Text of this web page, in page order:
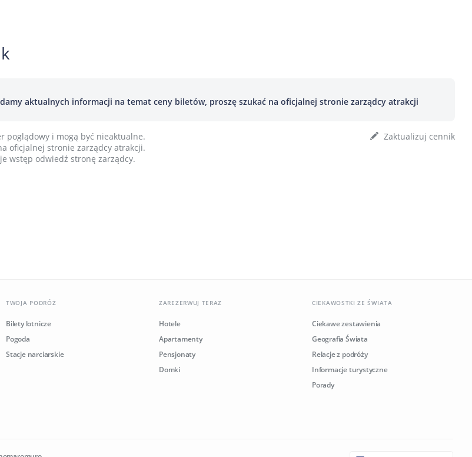
aktualnych informacji na temat ceny biletów, proszę szukać na oficjalnej stronie zarządcy atrakcji
Zaktualizuj cennik
poglądowy i mogą być nieaktualne.
oficjalnej stronie zarządcy atrakcji.
wstęp odwiedź stronę zarządcy.
TWOJA PODRÓŻ
Bilety lotnicze
Pogoda
Stacje narciarskie
ZAREZERWUJ TERAZ
Hotele
Apartamenty
Pensjonaty
Domki
CIEKAWOSTKI ZE ŚWIATA
Ciekawe zestawienia
Geografia Świata
Relacje z podróży
Informacje turystyczne
Porady